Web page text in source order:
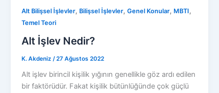
Alt Bilişsel İşlevler, Bilişsel İşlevler,Genel Konular, MBTI,
Temel Teori
Alt İşlev Nedir?
K. Akdeniz /27 Ağustos 2022
Alt işlev birincil kişilik yığının genellikle göz ardı edilen
bir faktörüdür. Fakat kişilik bütünlüğünde çok güçlü